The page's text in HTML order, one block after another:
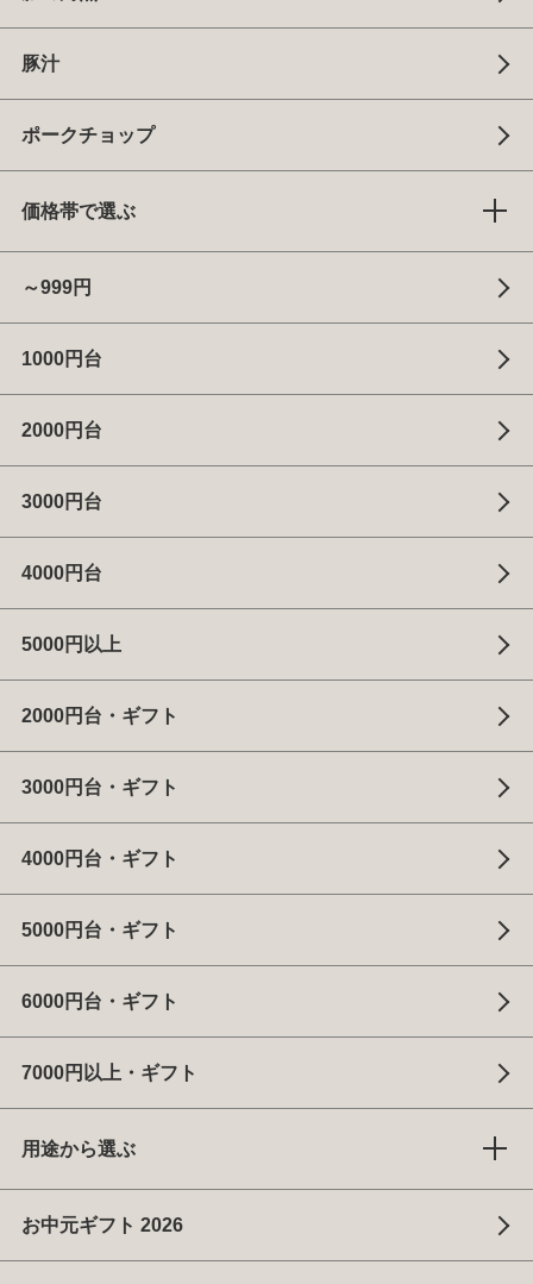
豚汁
ポークチョップ
価格帯で選ぶ
～999円
1000円台
2000円台
3000円台
4000円台
5000円以上
2000円台・ギフト
3000円台・ギフト
4000円台・ギフト
5000円台・ギフト
6000円台・ギフト
7000円以上・ギフト
用途から選ぶ
お中元ギフト 2026